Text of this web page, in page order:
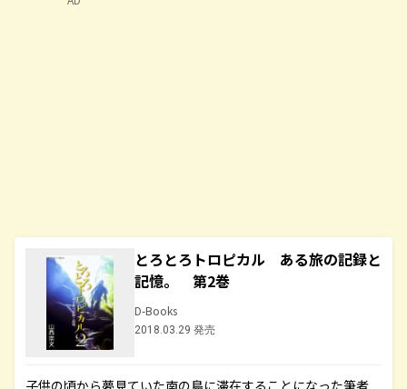
とろとろトロピカル ある旅の記録と
記憶。 第2巻
D-Books
2018.03.29 発売
子供の頃から夢見ていた南の島に滞在することになった筆者